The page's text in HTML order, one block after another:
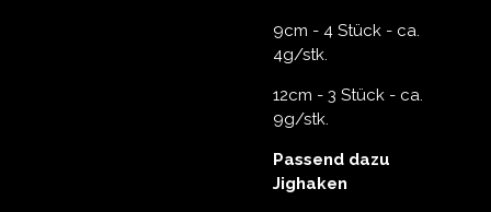
9cm - 4 Stück - ca.
4g/stk.
12cm - 3 Stück - ca.
9g/stk.
Passend dazu
Jighaken